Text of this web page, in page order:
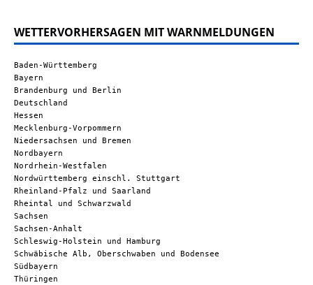
WETTERVORHERSAGEN MIT WARNMELDUNGEN
Baden-Württemberg
Bayern
Brandenburg und Berlin
Deutschland
Hessen
Mecklenburg-Vorpommern
Niedersachsen und Bremen
Nordbayern
Nordrhein-Westfalen
Nordwürttemberg einschl. Stuttgart
Rheinland-Pfalz und Saarland
Rheintal und Schwarzwald
Sachsen
Sachsen-Anhalt
Schleswig-Holstein und Hamburg
Schwäbische Alb, Oberschwaben und Bodensee
Südbayern
Thüringen